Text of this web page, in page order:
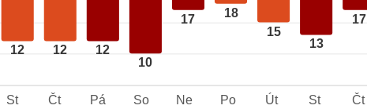
12 12 12
10
17 18
15
13
17
St Čt Pá So Ne Po Út St Čt